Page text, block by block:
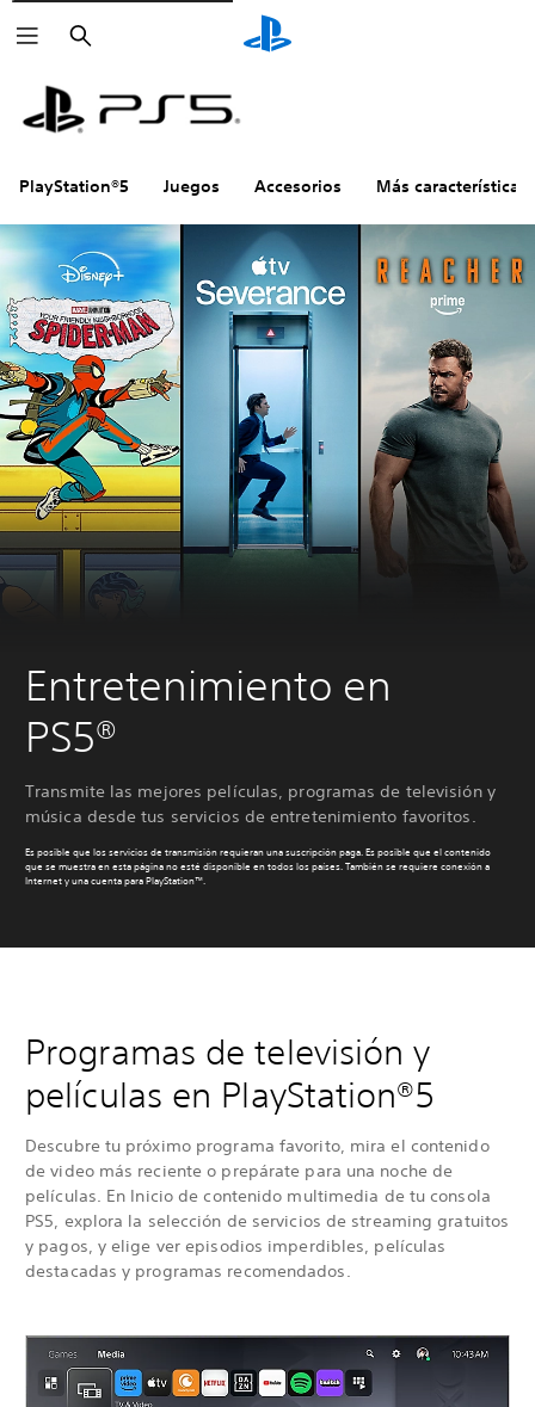
Buscar
PlayStation®5 Juegos Accesorios Más características
Entretenimiento en
PS5®
Transmite las mejores películas, programas de televisión y
música desde tus servicios de entretenimiento favoritos.
Es posible que los servicios de transmisión requieran una suscripción paga. Es posible que el contenido
que se muestra en esta página no esté disponible en todos los países. También se requiere conexión a
Internet y una cuenta para PlayStation™.
Programas de televisión y
películas en PlayStation®5
Descubre tu próximo programa favorito, mira el contenido
de video más reciente o prepárate para una noche de
películas. En Inicio de contenido multimedia de tu consola
PS5, explora la selección de servicios de streaming gratuitos
y pagos, y elige ver episodios imperdibles, películas
destacadas y programas recomendados.